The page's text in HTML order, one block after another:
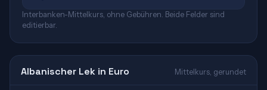
Interbanken-Mittelkurs, ohne Gebühren. Beide Felder sind
editierbar.
Albanischer Lek in Euro Mittelkurs, gerundet